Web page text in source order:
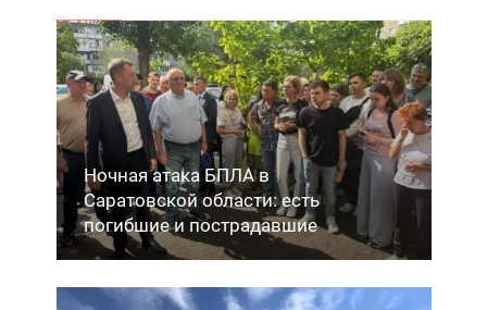
Ночная атака БПЛА в
Саратовской области: есть
погибшие и пострадавшие